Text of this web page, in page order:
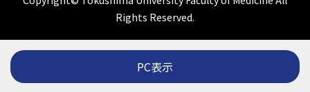
Rights Reserved.
PC表示